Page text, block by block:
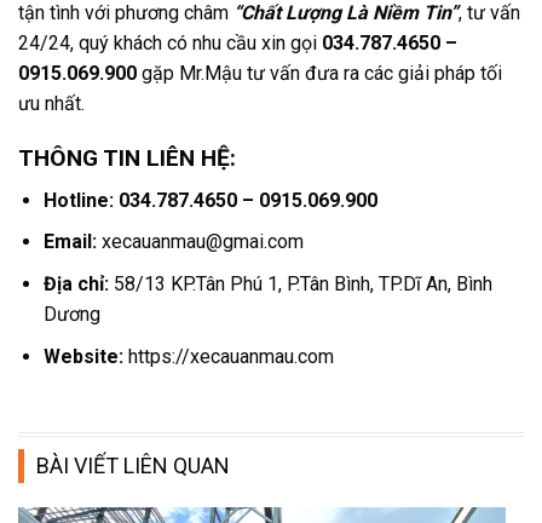
tận tình với phương châm “Chất Lượng Là Niềm Tin”, tư vấn
24/24, quý khách có nhu cầu xin gọi 034.787.4650 –
0915.069.900 gặp Mr.Mậu tư vấn đưa ra các giải pháp tối
ưu nhất.
THÔNG TIN LIÊN HỆ:
Hotline: 034.787.4650 – 0915.069.900
Email:xecauanmau@gmai.com
Địa chỉ: 58/13 KP.Tân Phú 1, P.Tân Bình, TP.Dĩ An, Bình
Dương
Website: https://xecauanmau.com
BÀI VIẾT LIÊN QUAN